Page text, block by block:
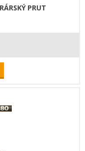
PRUT